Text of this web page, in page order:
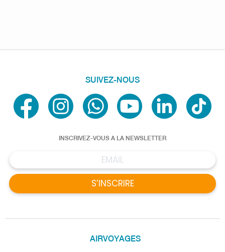
AIRVOYAGES
SUIVEZ-NOUS
INSCRIVEZ-VOUS A LA NEWSLETTER
S’INSCRIRE